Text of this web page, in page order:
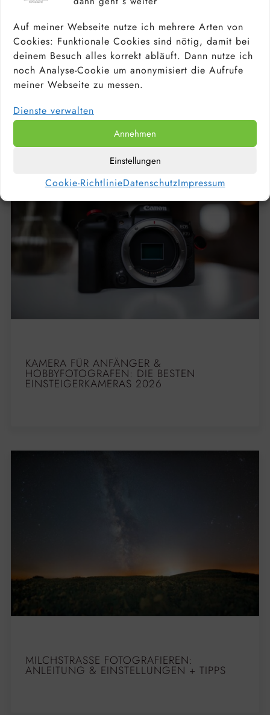
Auf meiner Webseite nutze ich mehrere Arten von
Cookies: Funktionale Cookies sind nötig, damit bei
deinem Besuch alles korrekt abläuft. Dann nutze ich
noch Analyse-Cookie um anonymisiert die Aufrufe
meiner Webseite zu messen.
Dienste verwalten
Annehmen
Einstellungen
Cookie-RichtlinieDatenschutzImpressum
PORTRAITOBJEKTIV: WELCHE OBJEKTIVE
EIGNEN SICH FÜR PORTRAITS? TOP 10 DER
BESTEN FESTBRENNWEITEN
KAMERA FÜR ANFÄNGER &
HOBBYFOTOGRAFEN: DIE BESTEN
EINSTEIGERKAMERAS 2026
MILCHSTRASSE FOTOGRAFIEREN: A
NLEITUNG & EINSTELLUNGEN + TIPPS